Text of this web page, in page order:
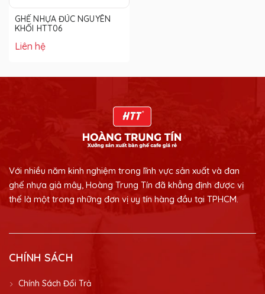
GHẾ NHỰA ĐÚC NGUYÊN
KHỐI HTT06
Liên hệ
Với nhiều năm kinh nghiệm trong lĩnh vực sản xuất và đan
ghế nhựa giả mây, Hoàng Trung Tín đã khẳng định được vị
thế là một trong những đơn vị uy tín hàng đầu tại TPHCM.
CHÍNH SÁCH
Chính Sách Đổi Trả